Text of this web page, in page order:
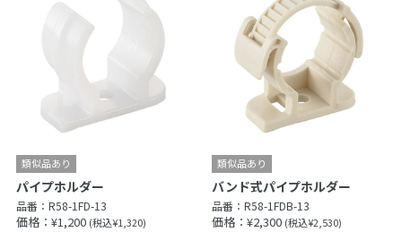
パイプホルダー
品番： R58-1FD-13
価格：¥1,200 (税込¥1,320)
バンド式パイプホルダー
品番：R58-1FDB-13
価格：¥2,300 (税込¥2,530)